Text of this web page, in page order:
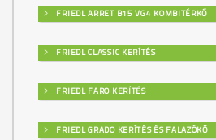
FRIEDL ARRET B15 VG4 KOMBITÉRKŐ
FRIEDL CLASSIC KERÍTÉS
FRIEDL FARO KERÍTÉS
FRIEDL GRADO KERÍTÉS ÉS FALAZÓKŐ